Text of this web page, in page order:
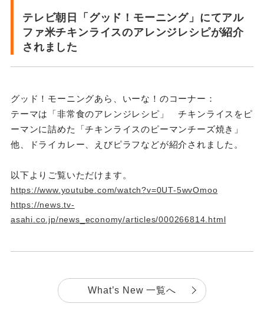
テレビ朝日「グッド！モーニング」にてアル
ファ米チキンライスのアレンジレシピが紹介
されました
グッド！モーニングあら、いーな！のコーナー：
テーマは「非常食のアレンジレシピ」 チキンライスをピ
ーマンに詰めた「チキンライスのピーマンチーズ焼き」
他、ドライカレー、えびピラフなどが紹介されました。
以下よりご覧いただけます。
https://www.youtube.com/watch?v=0UT-5wvOmoo
https://news.tv-
asahi.co.jp/news_economy/articles/000266814.html
What’s New 一覧へ